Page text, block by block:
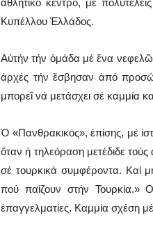
ἀθλητικό κέντρο, μέ
Κυπέλλου Ἑλλάδος.
Αὐτήν τήν ὁμάδα μέ ἕνα
ἀρχές τήν ἔσβησαν ἀπό
μπορεῖ νά μετάσχει σέ καμμία
Ὁ «Πανθρακικός», ἐπίσης, μέ
ὅταν ἡ τηλεόραση μετέδιδε
σέ τουρκικά συμφέροντα. Καί
πού παίζουν στήν Τουρκία.»
ἐπαγγελματίες. Καμμία σχέση